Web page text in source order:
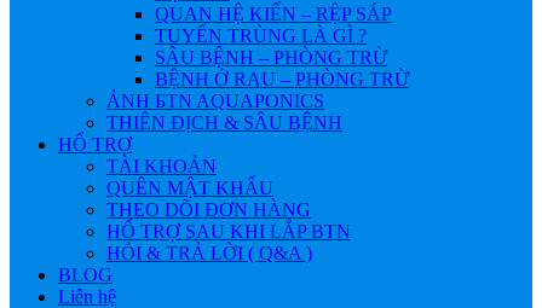
QUAN HỆ KIẾN – RỆP SÁP
TUYẾN TRÙNG LÀ GÌ ?
SÂU BỆNH – PHÒNG TRỪ
BỆNH Ở RAU – PHÒNG TRỪ
ẢNH БTN AQUAPONICS
THIÊN ĐỊCH & SÂU BỆNH
HỔ TRỢ
TÀI KHOẢN
QUÊN MẬT KHẨU
THEO DÕI ĐƠN HÀNG
HỔ TRỢ SAU KHI LẮP BTN
HỎI & TRẢ LỜI ( Q&A )
BLOG
Liên hệ